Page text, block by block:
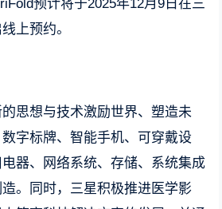
预计将于2025年12月9日在三
上预约。
思想与技术激励世界、塑造未
字标牌、智能手机、可穿戴设
器、网络系统、存储、系统集成
。同时，三星积极推进医学影